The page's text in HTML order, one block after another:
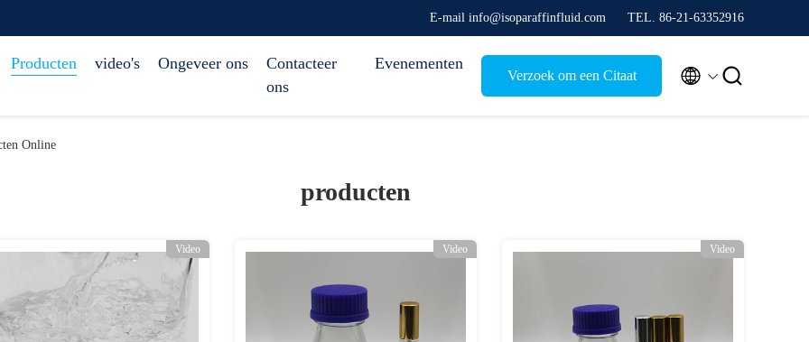
E-mail info@isoparaffinfluid.com TEL. 86-21-63352916
Producten video's Ongeveer ons
Contacteer
ons
Evenementen
Verzoek om een Citaat  
Online
producten
Video Video Video